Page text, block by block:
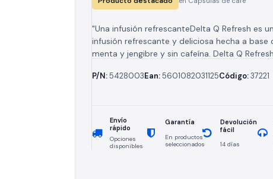
"Una infusión refrescanteDelta Q Refresh es
infusión refrescante y deliciosa hecha a base
menta y jengibre y sin cafeína. Delta Q
P/N:5428003Ean:5601082031125Código:37221
Envío
rápido
Opciones
disponibles
Garantía
En productos
seleccionados
Devolución
fácil
14 días